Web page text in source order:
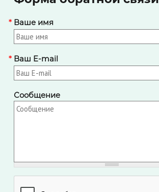
Ваше имя
*
Ваш E-mail
*
Сообщение